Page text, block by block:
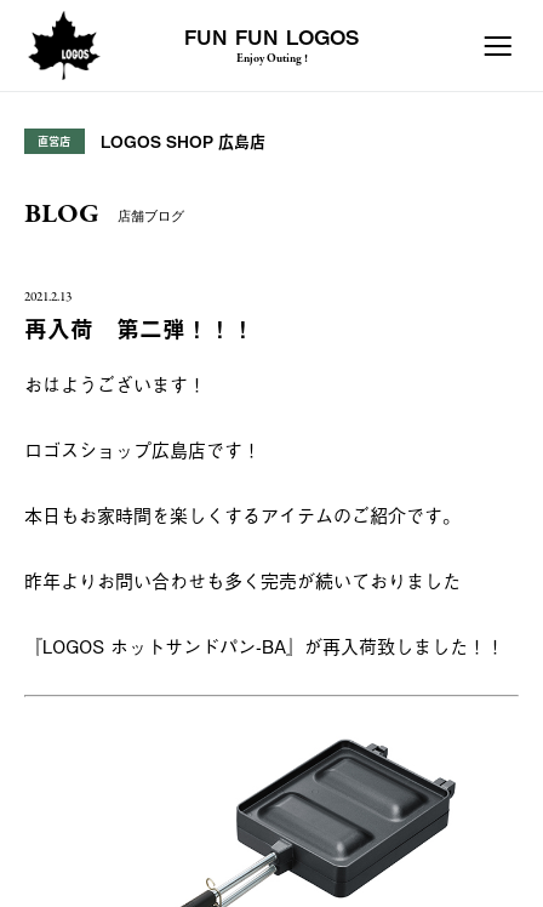
FUN FUN LOGOS
Enjoy Outing !
直営店 LOGOS SHOP 広島店
BLOG 店舗ブログ
2021.2.13
再入荷 第二弾！！！
おはようございます！
ロゴスショップ広島店です！
本日もお家時間を楽しくするアイテムのご紹介です。
昨年よりお問い合わせも多く完売が続いておりました
『LOGOS ホットサンドパン-BA』が再入荷致しました！！